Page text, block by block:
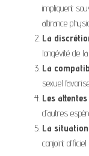
impliquent
attirance
La
longévité de
La
sexuel
Les attentes
d’autres
La
conjoint